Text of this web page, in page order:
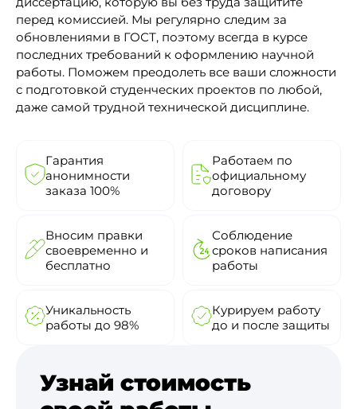
перед комиссией. Мы регулярно следим за
обновлениями в ГОСТ, поэтому всегда в курсе
последних требований к оформлению научной
работы. Поможем преодолеть все ваши сложности
с подготовкой студенческих проектов по любой,
даже самой трудной технической дисциплине.
Гарантия
анонимности
заказа 100%
Работаем по
официальному
договору
Вносим правки
своевременно и
бесплатно
Соблюдение
сроков написания
работы
Уникальность
работы до 98%
Курируем работу
до и после защиты
Узнай стоимость